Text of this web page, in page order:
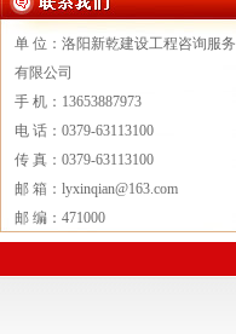
单 位：洛阳新乾建设工程咨询服务
有限公司
手 机：13653887973
电 话：0379-63113100
传 真：0379-63113100
邮 箱：lyxinqian@163.com
邮 编：471000